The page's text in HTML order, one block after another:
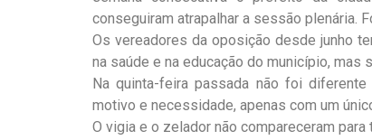
conseguiram atrapalhar a sessão plenária.
Os vereadores da oposição desde junho
na saúde e na educação do município, mas
Na quinta-feira passada não foi
motivo e necessidade, apenas com um
O vigia e o zelador não compareceram